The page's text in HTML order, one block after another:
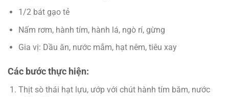
1/2 bát gạo tẻ
Nấm rơm, hành tím, hành lá, ngò rí, gừng
Gia vị: Dầu ăn, nước mắm, hạt nêm, tiêu xay
Các bước thực hiện:
Thịt sò thái hạt lựu, ướp với chút hành tím băm, nước